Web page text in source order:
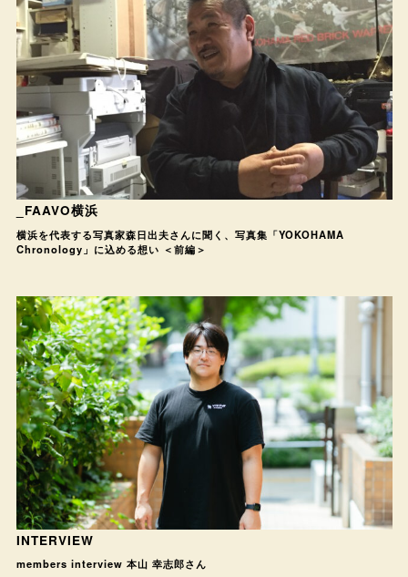
_FAAVO横浜
横浜を代表する写真家森日出夫さんに聞く、写真集「YOKOHAMA
Chronology」に込める想い ＜前編＞
INTERVIEW
members interview 本山 幸志郎さん